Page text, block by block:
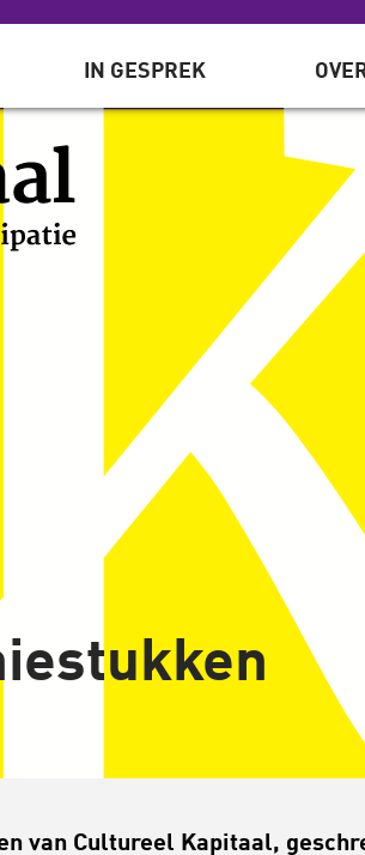
IN GESPREK
van Cultureel Kapitaal,